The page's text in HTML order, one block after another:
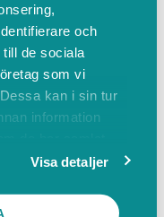
och
till de sociala
som vi
kan i sin tur
information
Visa detaljer